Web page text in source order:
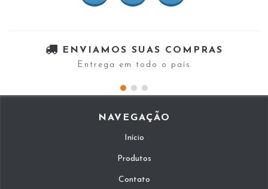
ENVIAMOS SUAS COMPRAS
Entrega em todo o país
NAVEGAÇÃO
Início
Produtos
Contato